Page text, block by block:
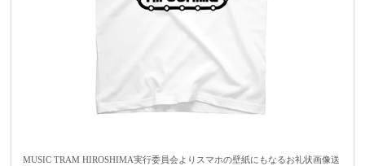
・クラウドファンディングの起源が「寄付」という特性上、各リターン
ともそれぞれお心づけとしてリターン金額にプラス寄付が可能です。1
回1口1リターンの支援となります。複数申込ご希望の場合は都度ご支援
MUSIC TRAM HIROSHIMA実行委員会よりスマホの壁紙にもなるお礼状画像送